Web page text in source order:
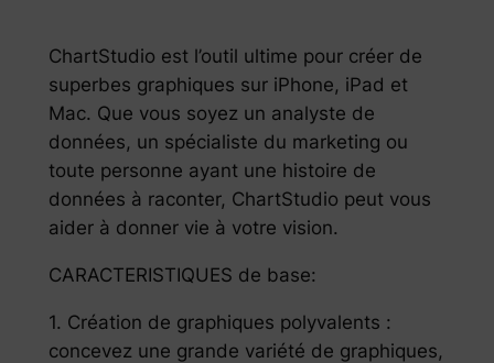
ChartStudio est l’outil ultime pour créer de
superbes graphiques sur iPhone, iPad et
Mac. Que vous soyez un analyste de
données, un spécialiste du marketing ou
toute personne ayant une histoire de
données à raconter, ChartStudio peut vous
aider à donner vie à votre vision.
CARACTERISTIQUES de base:
1. Création de graphiques polyvalents :
concevez une grande variété de graphiques,